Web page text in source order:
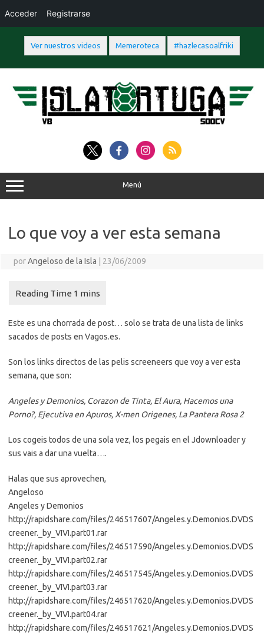
Ver nuestros videos Memeroteca #hazlecasoalfriki
contenido
Menú
Lo que voy a ver esta semana
porAngeloso de la Isla 23/06/2009
Este es una chorrada de post… solo se trata de una lista de links
sacados de posts en Vagos.es.
Son los links directos de las pelis screeneers que voy a ver esta
semana, que son:
Angeles y Demonios, Corazon de Tinta, El Aura, Hacemos una
Porno?, Ejecutiva en Apuros, X-men Origenes, La Pantera Rosa 2
Los cogeis todos de una sola vez, los pegais en el Jdownloader y
sus vais a dar una vuelta….
Halas que sus aprovechen,
Angeloso
Angeles y Demonios
http://rapidshare.com/files/246517607/Angeles.y.Demonios.DVDS
creener._by_VIVI.part01.rar
http://rapidshare.com/files/246517590/Angeles.y.Demonios.DVDS
creener._by_VIVI.part02.rar
http://rapidshare.com/files/246517545/Angeles.y.Demonios.DVDS
creener._by_VIVI.part03.rar
http://rapidshare.com/files/246517620/Angeles.y.Demonios.DVDS
creener._by_VIVI.part04.rar
http://rapidshare.com/files/246517621/Angeles.y.Demonios.DVDS
Acceder Registrarse